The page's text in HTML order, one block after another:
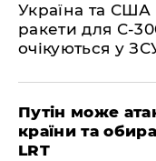
​Україна та США
ракети для С-
очікуються у
​Путін може
країни та
LRT